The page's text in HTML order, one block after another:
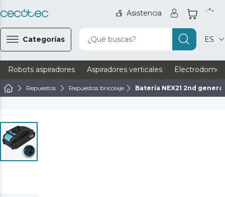
Asistencia
Categorías ¿Qué buscas? ES
Robots aspiradores Aspiradores verticales
Repuestos Repuestos bricolaje Batería NEX21 2nd